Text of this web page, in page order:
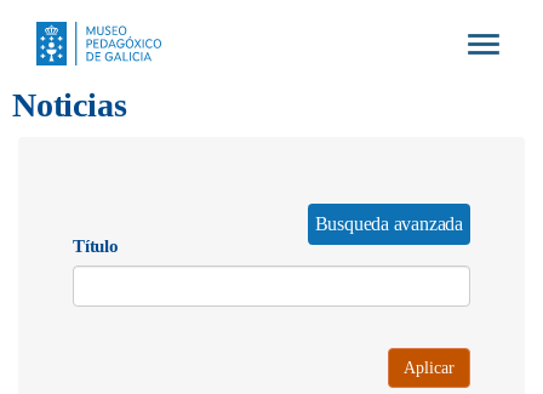
Toggle
Noticias
Título
Busqueda avanzada
Aplicar